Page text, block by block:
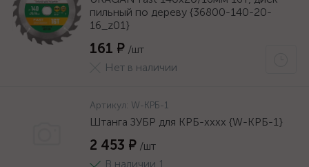
пильный по дереву {36800-140-20-
16_z01}
161 ₽ /шт
Нет в наличии
Артикул: W-КРБ-1
Штанга ЗУБР для КРБ-хххх {W-КРБ-1}
2 453 ₽ /шт
В наличии 1